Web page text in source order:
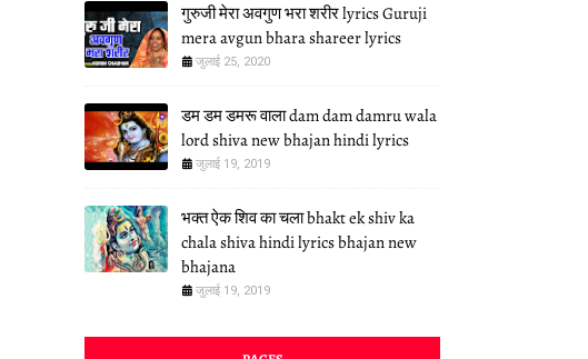
गुरुजी मेरा अवगुण भरा शरीर lyrics Guruji
mera avgun bhara shareer lyrics
जुलाई 25, 2020
डम डम डमरू वाला dam dam damru wala
lord shiva new bhajan hindi lyrics
जुलाई 19, 2019
भक्त ऐक शिव का चला bhakt ek shiv ka
chala shiva hindi lyrics bhajan new
bhajana
जुलाई 19, 2019